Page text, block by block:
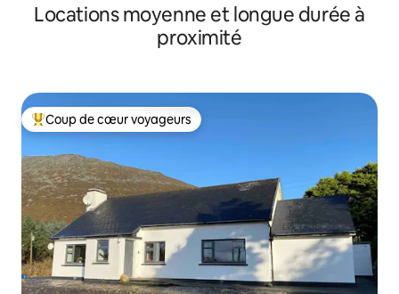
Locations moyenne et longue durée à
proximité
Coups de cœur voyageurs les plus appréciés
Coup de cœur voyageurs